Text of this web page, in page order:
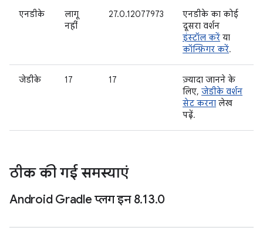
एनडीके
लागू
नहीं
27.0.12077973
एनडीके का कोई
दूसरा वर्शन
इंस्टॉल करें या
कॉन्फ़िगर करें.
जेडीके 17 17
ज़्यादा जानने के
लिए, जेडीके वर्शन
सेट करना लेख
पढ़ें.
ठीक की गई समस्याएं
Android Gradle प्लग इन 8.13.0